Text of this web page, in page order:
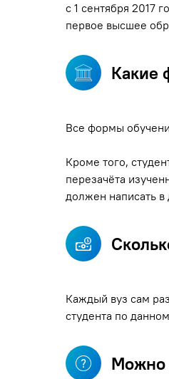
с 1 сентября 2017
первое высшее
Какие
Все формы
Кроме того,
перезачёта
должен написать
Каждый вуз сам
студента по
Можно